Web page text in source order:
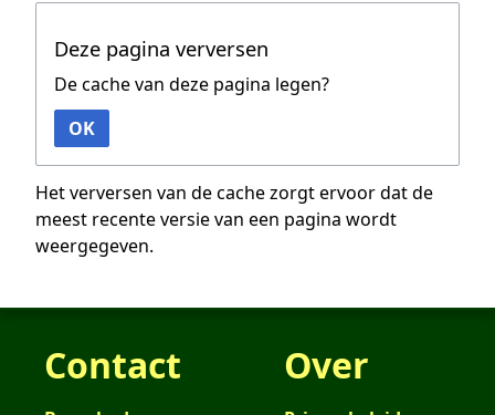
Deze pagina verversen
De cache van deze pagina legen?
OK
Het verversen van de cache zorgt ervoor dat de
meest recente versie van een pagina wordt
weergegeven.
Contact Over